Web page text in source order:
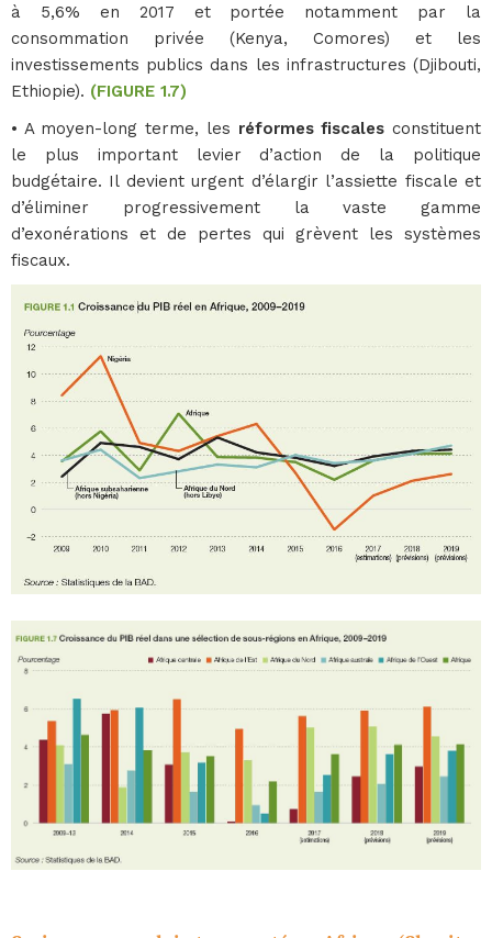
à 5,6% en 2017 et portée notamment par la
consommation privée (Kenya, Comores) et les
investissements publics dans les infrastructures (Djibouti,
Ethiopie). (FIGURE 1.7)
• A moyen-long terme, les réformes fiscales constituent
le plus important levier d’action de la politique
budgétaire. Il devient urgent d’élargir l’assiette fiscale et
d’éliminer progressivement la vaste gamme
d’exonérations et de pertes qui grèvent les systèmes
fiscaux.